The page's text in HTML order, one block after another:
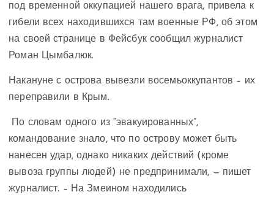
под временной оккупацией нашего врага, привела к
гибели всех находившихся там военные РФ, об этом
на своей странице в Фейсбук сообщил журналист
Роман Цымбалюк.
Накануне с острова вывезли восемьоккупантов – их
переправили в Крым.
По словам одного из “эвакуированных”,
командование знало, что по острову может быть
нанесен удар, однако никаких действий (кроме
вывоза группы людей) не предпринимали, — пишет
журналист. – На Змеином находились